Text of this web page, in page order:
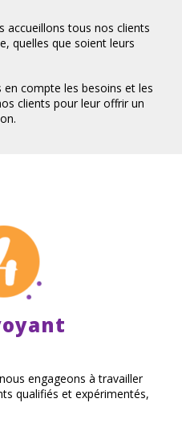
accueillons tous nos clients
quelles que soient leurs
en compte les besoins et les
clients pour leur offrir un
engageons à travailler
qualifiés et expérimentés,